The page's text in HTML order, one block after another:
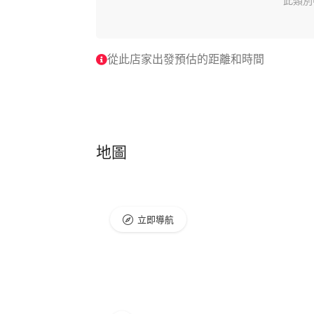
從此店家出發預估的距離和時間
地圖
立即導航